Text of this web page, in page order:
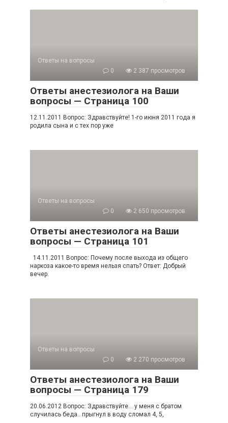
Ответы на вопросы
0
2 387 просмотров
Ответы анестезиолога на Ваши
вопросы — Страница 100
12.11.2011 Вопрос: Здравствуйте! 1-го июня 2011 года я
родила сына и с тех пор уже
Ответы на вопросы
0
2 650 просмотров
Ответы анестезиолога на Ваши
вопросы — Страница 101
14.11.2011 Вопрос: Почему после выхода из общего
наркоза какое-то время нельзя спать? Ответ: Добрый
вечер.
Ответы на вопросы
0
2 270 просмотров
Ответы анестезиолога на Ваши
вопросы — Страница 179
20.06.2012 Вопрос: Здравствуйте… у меня с братом
случилась беда.. прыгнул в воду сломал 4, 5,